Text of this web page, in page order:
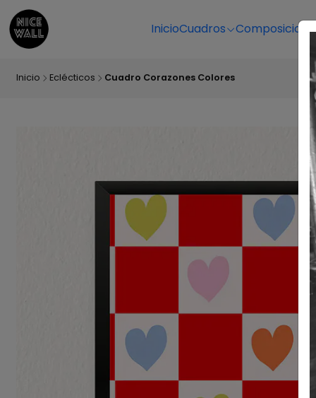
InicioCuadros
Inicio Eclécticos Cuadro Corazones Colores